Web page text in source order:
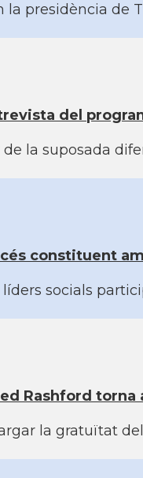
la presidència de
del
la suposada
constituent
socials
Rashford
la gratuïtat